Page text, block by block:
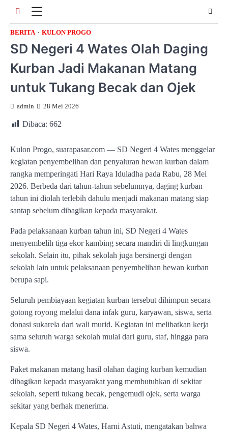
contentBERITA KULON PROGO
SD Negeri 4 Wates Olah Daging
Kurban Jadi Makanan Matang
untuk Tukang Becak dan Ojek
admin 28 Mei 2026
Dibaca: 662
Kulon Progo, suarapasar.com — SD Negeri 4 Wates menggelar
kegiatan penyembelihan dan penyaluran hewan kurban dalam
rangka memperingati Hari Raya Iduladha pada Rabu, 28 Mei
2026. Berbeda dari tahun-tahun sebelumnya, daging kurban
tahun ini diolah terlebih dahulu menjadi makanan matang siap
santap sebelum dibagikan kepada masyarakat.
Pada pelaksanaan kurban tahun ini, SD Negeri 4 Wates
menyembelih tiga ekor kambing secara mandiri di lingkungan
sekolah. Selain itu, pihak sekolah juga bersinergi dengan
sekolah lain untuk pelaksanaan penyembelihan hewan kurban
berupa sapi.
Seluruh pembiayaan kegiatan kurban tersebut dihimpun secara
gotong royong melalui dana infak guru, karyawan, siswa, serta
donasi sukarela dari wali murid. Kegiatan ini melibatkan kerja
sama seluruh warga sekolah mulai dari guru, staf, hingga para
siswa.
Paket makanan matang hasil olahan daging kurban kemudian
dibagikan kepada masyarakat yang membutuhkan di sekitar
sekolah, seperti tukang becak, pengemudi ojek, serta warga
sekitar yang berhak menerima.
Kepala SD Negeri 4 Wates, Harni Astuti, mengatakan bahwa